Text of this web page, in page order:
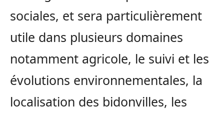
sociales, et sera particulièrement
utile dans plusieurs domaines
notamment agricole, le suivi et les
évolutions environnementales, la
localisation des bidonvilles, les